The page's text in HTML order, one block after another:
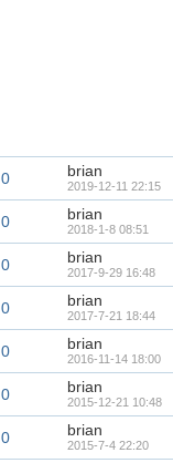
0 brian
2019-12-11 22:15
0 brian
2018-1-8 08:51
0 brian
2017-9-29 16:48
0 brian
2017-7-21 18:44
0 brian
2016-11-14 18:00
0 brian
2015-12-21 10:48
0 brian
2015-7-4 22:20